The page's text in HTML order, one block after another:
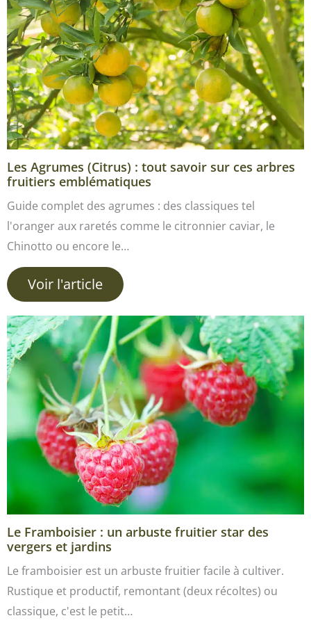
Les Agrumes (Citrus) : tout savoir sur ces arbres
fruitiers emblématiques
Guide complet des agrumes : des classiques tel
l'oranger aux raretés comme le citronnier caviar, le
Chinotto ou encore le…
Voir l'article
Le Framboisier : un arbuste fruitier star des
vergers et jardins
Le framboisier est un arbuste fruitier facile à cultiver.
Rustique et productif, remontant (deux récoltes) ou
classique, c'est le petit…